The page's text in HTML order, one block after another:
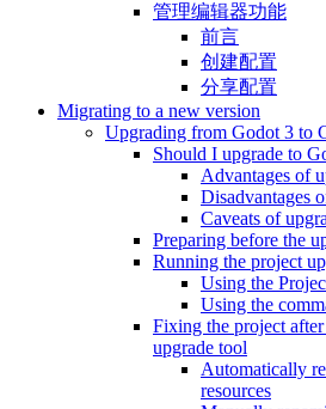
管理编辑器功能
前言
创建配置
分享配置
Migrating to a new version
Upgrading from Godot 3 to
Should I upgrade to
Advantages of
Disadvantages
Caveats of
Preparing before the
Running the project
Using the
Using the
Fixing the project
upgrade tool
Automatically
resources